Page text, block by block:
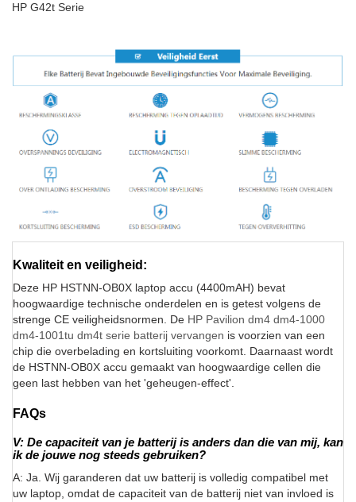
HP G42t Serie
Kwaliteit en veiligheid:
Deze HP HSTNN-OB0X laptop accu (4400mAH) bevat
hoogwaardige technische onderdelen en is getest volgens de
strenge CE veiligheidsnormen. De HP Pavilion dm4 dm4-1000
dm4-1001tu dm4t serie batterij vervangen is voorzien van een
chip die overbelading en kortsluiting voorkomt. Daarnaast wordt
de HSTNN-OB0X accu gemaakt van hoogwaardige cellen die
geen last hebben van het 'geheugen-effect'.
FAQs
V: De capaciteit van je batterij is anders dan die van mij, kan
ik de jouwe nog steeds gebruiken?
A: Ja. Wij garanderen dat uw batterij is volledig compatibel met
uw laptop, omdat de capaciteit van de batterij niet van invloed is